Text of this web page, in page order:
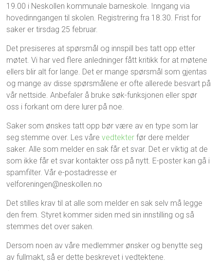
19.00 i Neskollen kommunale barneskole. Inngang via
hovedinngangen til skolen. Registrering fra 18.30. Frist for
saker er tirsdag 25 februar.
Det presiseres at spørsmål og innspill bes tatt opp etter
møtet. Vi har ved flere anledninger fått kritikk for at møtene
ellers blir alt for lange. Det er mange spørsmål som gjentas
og mange av disse spørsmålene er ofte allerede besvart på
vår nettside. Anbefaler å bruke søk-funksjonen eller spør
oss i forkant om dere lurer på noe.
Saker som ønskes tatt opp bør være av en type som lar
seg stemme over. Les vårevedtekter før dere melder
saker. Alle som melder en sak får et svar. Det er viktig at de
som ikke får et svar kontakter oss på nytt. E-poster kan gå i
spamfilter. Vår e-postadresse er
velforeningen@neskollen.no
Det stilles krav til at alle som melder en sak selv må legge
den frem. Styret kommer siden med sin innstilling og så
stemmes det over saken.
Dersom noen av våre medlemmer ønsker og benytte seg
av fullmakt, så er dette beskrevet i vedtektene.